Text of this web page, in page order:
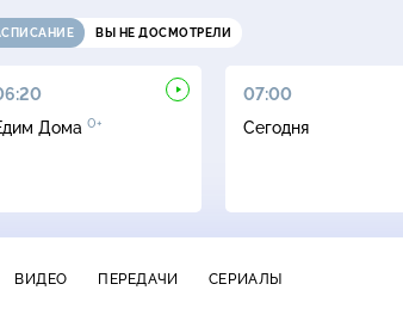
ВЫ НЕ ДОСМОТРЕЛИ
Дома 0+
07:00
Сегодня
ВИДЕО ПЕРЕДАЧИ СЕРИАЛЫ